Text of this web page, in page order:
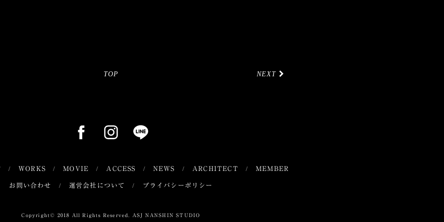
TOP NEXT
WORKS MOVIE ACCESS NEWS ARCHITECT MEMBER
お問い合わせ 運営会社について プライバシーポリシー
Copyright© 2018 All Rights Reserved. ASJ NANSHIN STUDIO